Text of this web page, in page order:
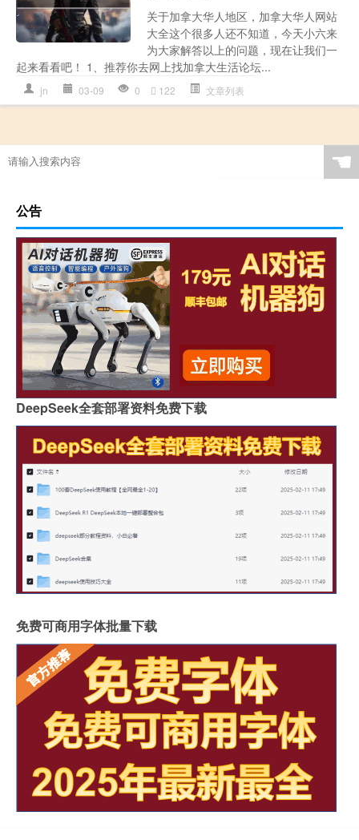
关于加拿大华人地区，加拿大华人网站
大全这个很多人还不知道，今天小六来
为大家解答以上的问题，现在让我们一
起来看看吧！ 1、推荐你去网上找加拿大生活论坛...
jn 03-09 0 122 文章列表
☚
公告
DeepSeek全套部署资料免费下载
免费可商用字体批量下载